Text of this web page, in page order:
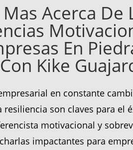
Acerca De
En
Kike
en constante
resiliencia son claves para el
motivacional y
impactantes para